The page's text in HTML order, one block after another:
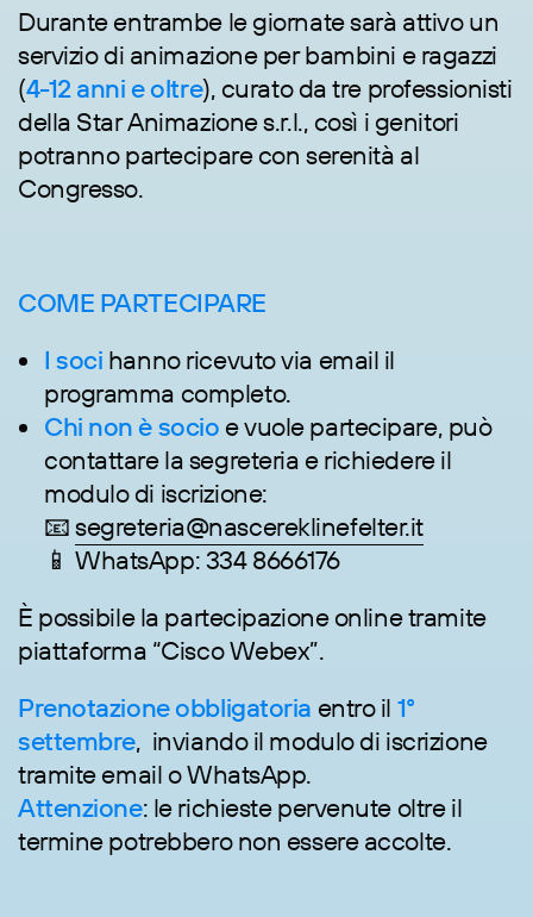
Durante entrambe le giornate sarà attivo un
servizio di animazione per bambini e ragazzi
(4-12 anni e oltre), curato da tre professionisti
della Star Animazione s.r.l., così i genitori
potranno partecipare con serenità al
Congresso.
COME PARTECIPARE
I soci hanno ricevuto via email il
programma completo.
Chi non è socio e vuole partecipare, può
contattare la segreteria e richiedere il
modulo di iscrizione:
📧segreteria@nascereklinefelter.it
📱 WhatsApp: 334 8666176
È possibile la partecipazione online tramite
piattaforma “Cisco Webex”.
Prenotazione obbligatoria entro il 1°
settembre, inviando il modulo di iscrizione
tramite email o WhatsApp.
Attenzione: le richieste pervenute oltre il
termine potrebbero non essere accolte.